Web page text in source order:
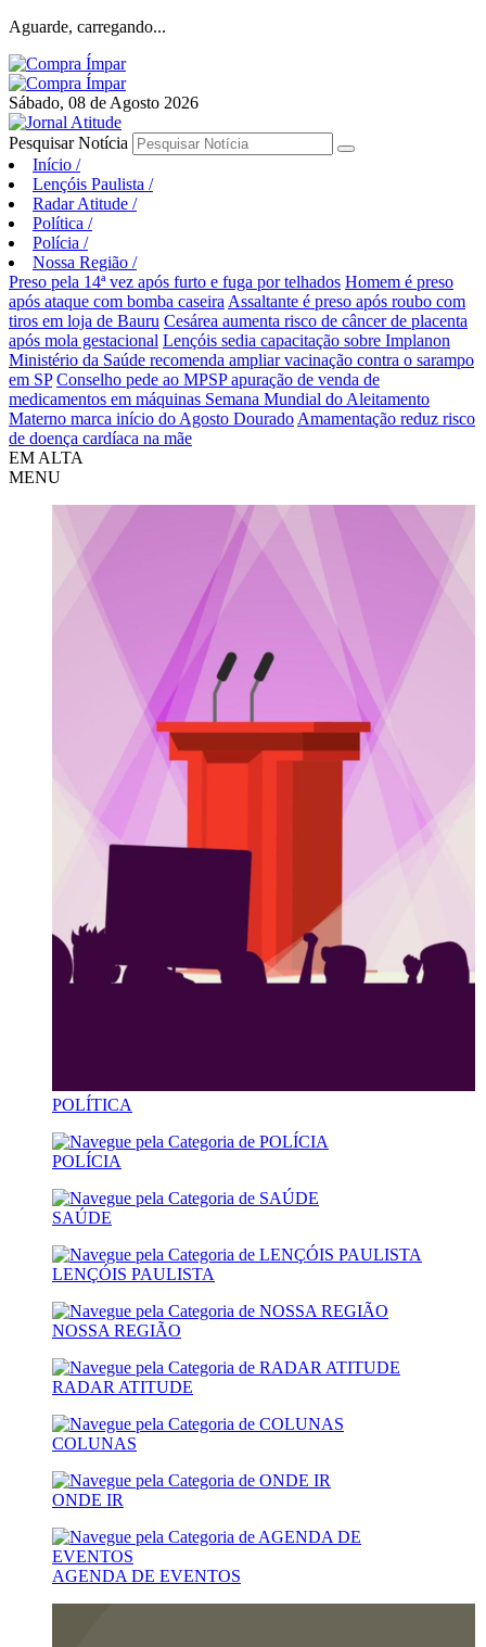
Aguarde, carregando...
Sábado, 08 de Agosto 2026
Pesquisar Notícia
Início /
Lençóis Paulista /
Radar Atitude /
Política /
Polícia /
Nossa Região /
Preso pela 14ª vez após furto e fuga por telhados Homem é preso
após ataque com bomba caseira Assaltante é preso após roubo com
tiros em loja de Bauru Cesárea aumenta risco de câncer de placenta
após mola gestacional Lençóis sedia capacitação sobre Implanon
Ministério da Saúde recomenda ampliar vacinação contra o sarampo
em SP Conselho pede ao MPSP apuração de venda de
medicamentos em máquinas Semana Mundial do Aleitamento
Materno marca início do Agosto Dourado Amamentação reduz risco
de doença cardíaca na mãe
EM ALTA
MENU
POLÍTICA
POLÍCIA
SAÚDE
LENÇÓIS PAULISTA
NOSSA REGIÃO
RADAR ATITUDE
COLUNAS
ONDE IR
AGENDA DE EVENTOS